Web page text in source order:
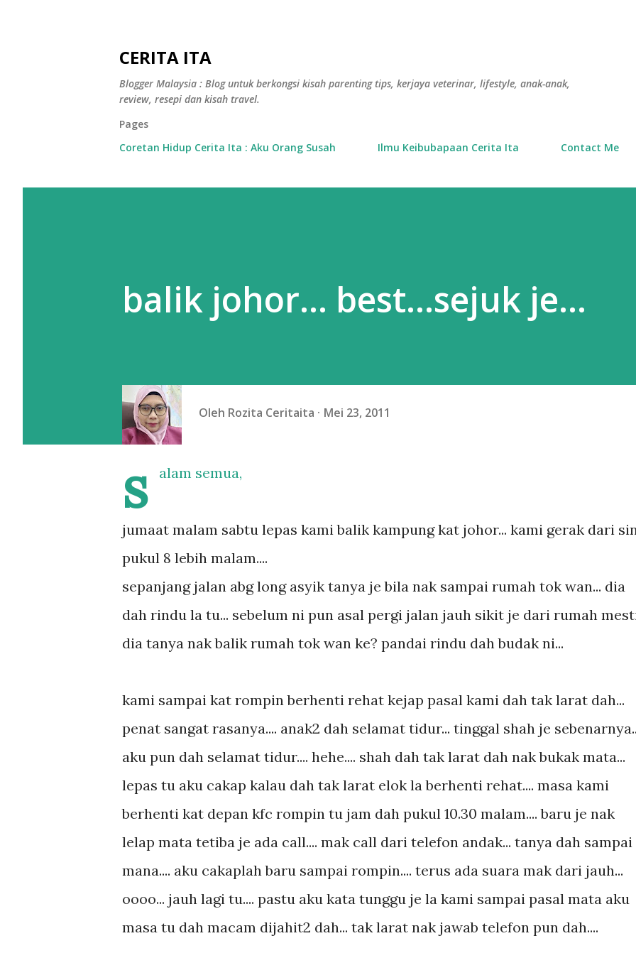
CERITA ITA
Blogger Malaysia : Blog untuk berkongsi kisah parenting tips, kerjaya veterinar, lifestyle, anak-anak,
review, resepi dan kisah travel.
Pages
Coretan Hidup Cerita Ita : Aku Orang Susah
Ilmu Keibubapaan Cerita Ita Contact Me
balik johor... best...sejuk je...
Oleh Rozita Ceritaita Mei 23, 2011
s alam semua,
jumaat malam sabtu lepas kami balik kampung kat johor... kami gerak dari
pukul 8 lebih malam....
sepanjang jalan abg long asyik tanya je bila nak sampai rumah tok wan... dia
dah rindu la tu... sebelum ni pun asal pergi jalan jauh sikit je dari rumah
dia tanya nak balik rumah tok wan ke? pandai rindu dah budak ni...
kami sampai kat rompin berhenti rehat kejap pasal kami dah tak larat dah...
penat sangat rasanya.... anak2 dah selamat tidur... tinggal shah je
aku pun dah selamat tidur.... hehe.... shah dah tak larat dah nak bukak mata...
lepas tu aku cakap kalau dah tak larat elok la berhenti rehat.... masa kami
berhenti kat depan kfc rompin tu jam dah pukul 10.30 malam.... baru je nak
lelap mata tetiba je ada call.... mak call dari telefon andak... tanya dah sampai
mana.... aku cakaplah baru sampai rompin.... terus ada suara mak dari jauh...
oooo... jauh lagi tu.... pastu aku kata tunggu je la kami sampai pasal mata aku
masa tu dah macam dijahit2 dah... tak larat nak jawab telefon pun dah....